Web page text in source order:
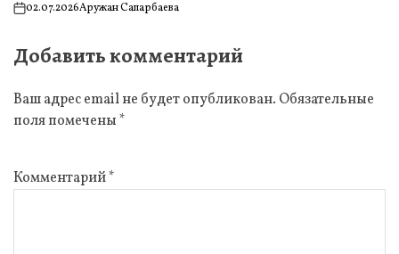
on02.07.2026Аружан Сапарбаева
Добавить комментарий
Ваш адрес email не будет опубликован. Обязательные
поля помечены*
Комментарий*